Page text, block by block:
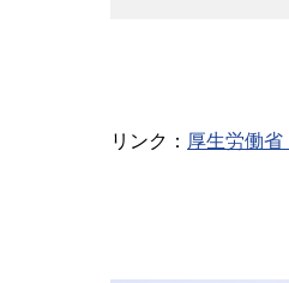
リンク： 厚生労働